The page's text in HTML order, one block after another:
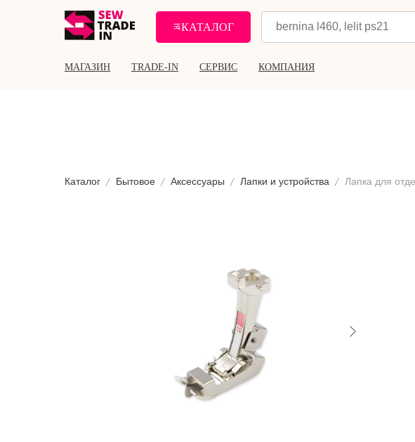
КАТАЛОГ
МАГАЗИН TRADE-IN СЕРВИС КОМПАНИЯ
Каталог Бытовое Аксессуары Лапки и устройства